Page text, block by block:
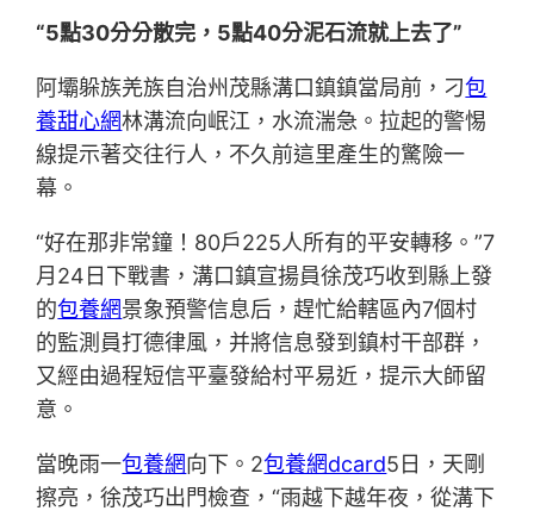
“5點30分分散完，5點40分泥石流就上去了”
阿壩躲族羌族自治州茂縣溝口鎮鎮當局前，刁包
養甜心網林溝流向岷江，水流湍急。拉起的警惕
線提示著交往行人，不久前這里產生的驚險一
幕。
“好在那非常鐘！80戶225人所有的平安轉移。”7
月24日下戰書，溝口鎮宣揚員徐茂巧收到縣上發
的包養網景象預警信息后，趕忙給轄區內7個村
的監測員打德律風，并將信息發到鎮村干部群，
又經由過程短信平臺發給村平易近，提示大師留
意。
當晚雨一包養網向下。2包養網dcard5日，天剛
擦亮，徐茂巧出門檢查，“雨越下越年夜，從溝下